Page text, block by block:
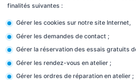
finalités suivantes :
Gérer les cookies sur notre site Internet,
Gérer les demandes de contact ;
Gérer la réservation des essais gratuits
Gérer les rendez-vous en atelier ;
Gérer les ordres de réparation en atelier ;